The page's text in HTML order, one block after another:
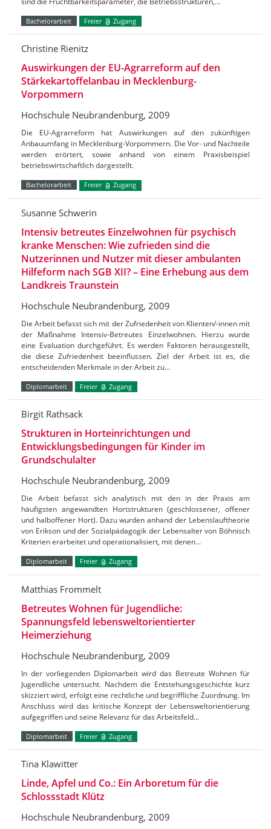
Bachelorarbeit Freier Zugang
Christine Rienitz
Auswirkungen der EU-Agrarreform auf den
Stärkekartoffelanbau in Mecklenburg-
Vorpommern
Hochschule Neubrandenburg, 2009
Die EU-Agrarreform hat Auswirkungen auf den zukünftigen
Anbauumfang in Mecklenburg-Vorpommern. Die Vor- und Nachteile
werden erörtert, sowie anhand von einem Praxisbeispiel
betriebswirtschaftlich dargestellt.
Bachelorarbeit Freier Zugang
Susanne Schwerin
Intensiv betreutes Einzelwohnen für psychisch
kranke Menschen: Wie zufrieden sind die
Nutzerinnen und Nutzer mit dieser ambulanten
Hilfeform nach SGB XII? – Eine Erhebung aus dem
Landkreis Traunstein
Hochschule Neubrandenburg, 2009
Die Arbeit befasst sich mit der Zufriedenheit von Klienten/-innen mit
der Maßnahme Intensiv-Betreutes Einzelwohnen. Hierzu wurde
eine Evaluation durchgeführt. Es werden Faktoren herausgestellt,
die diese Zufriedenheit beeinflussen. Ziel der Arbeit ist es, die
entscheidenden Merkmale in der Arbeit zu…
Diplomarbeit Freier Zugang
Birgit Rathsack
Strukturen in Horteinrichtungen und
Entwicklungsbedingungen für Kinder im
Grundschulalter
Hochschule Neubrandenburg, 2009
Die Arbeit befasst sich analytisch mit den in der Praxis am
häufigsten angewandten Hortstrukturen (geschlossener, offener
und halboffener Hort). Dazu wurden anhand der Lebenslauftheorie
von Erikson und der Sozialpädagogik der Lebensalter von Böhnisch
Kriterien erarbeitet und operationalisiert, mit denen…
Diplomarbeit Freier Zugang
Matthias Frommelt
Betreutes Wohnen für Jugendliche:
Spannungsfeld lebensweltorientierter
Heimerziehung
Hochschule Neubrandenburg, 2009
In der vorliegenden Diplomarbeit wird das Betreute Wohnen für
Jugendliche untersucht. Nachdem die Entstehungsgeschichte kurz
skizziert wird, erfolgt eine rechtliche und begriffliche Zuordnung. Im
Anschluss wird das kritische Konzept der Lebensweltorientierung
aufgegriffen und seine Relevanz für das Arbeitsfeld…
Diplomarbeit Freier Zugang
Tina Klawitter
Linde, Apfel und Co.: Ein Arboretum für die
Schlossstadt Klütz
Hochschule Neubrandenburg, 2009